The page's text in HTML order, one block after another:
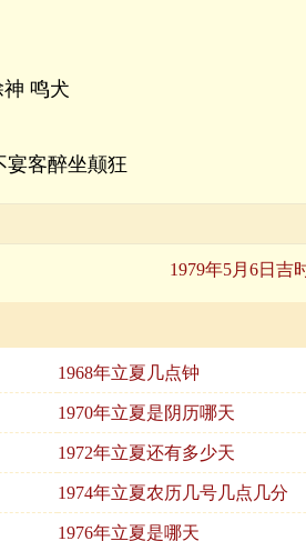
鸣犬
宴客醉坐颠狂
1979年5月6日吉
1968年立夏几点钟
1970年立夏是阴历哪天
1972年立夏还有多少天
1974年立夏农历几号几点几分
1976年立夏是哪天